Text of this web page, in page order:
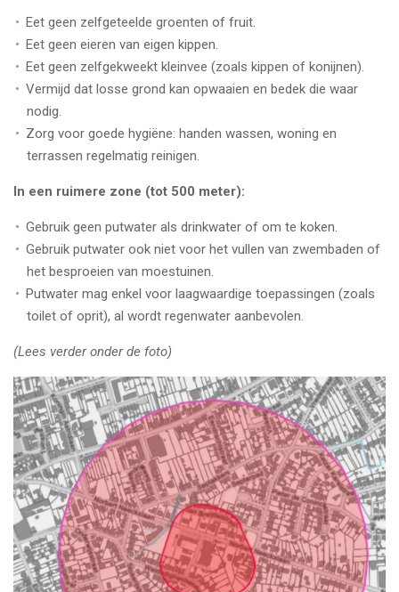
Eet geen zelfgeteelde groenten of fruit.
Eet geen eieren van eigen kippen.
Eet geen zelfgekweekt kleinvee (zoals kippen of konijnen).
Vermijd dat losse grond kan opwaaien en bedek die waar
nodig.
Zorg voor goede hygiëne: handen wassen, woning en
terrassen regelmatig reinigen.
In een ruimere zone (tot 500 meter):
Gebruik geen putwater als drinkwater of om te koken.
Gebruik putwater ook niet voor het vullen van zwembaden of
het besproeien van moestuinen.
Putwater mag enkel voor laagwaardige toepassingen (zoals
toilet of oprit), al wordt regenwater aanbevolen.
(Lees verder onder de foto)